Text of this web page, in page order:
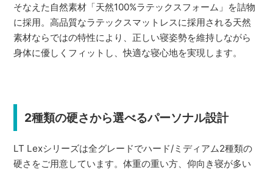
そなえた自然素材「天然100%ラテックスフォーム」を詰物
に採用。高品質なラテックスマットレスに採用される天然
素材ならではの特性により、正しい寝姿勢を維持しながら
身体に優しくフィットし、快適な寝心地を実現します。
2種類の硬さから選べるパーソナル設計
LT Lexシリーズは全グレードでハード/ミディアム2種類の
硬さをご用意しています。体重の重い方、仰向き寝が多い